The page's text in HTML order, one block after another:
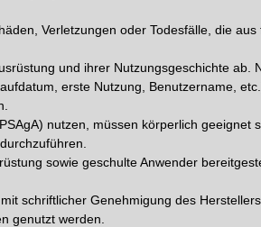
Verletzungen oder Todesfälle, die
und ihrer Nutzungsgeschichte ab.
erste Nutzung, Benutzername,
nutzen, müssen körperlich geeignet
sowie geschulte Anwender
schriftlicher Genehmigung des Herstellers
genutzt werden.